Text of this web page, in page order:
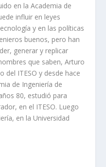
en la Academia de
influir en leyes
y en las políticas
buenos, pero han
generar y replicar
que saben, Arturo
del ITESO y desde hace
de Ingeniería de
80, estudió para
en el ITESO. Luego
en la Universidad